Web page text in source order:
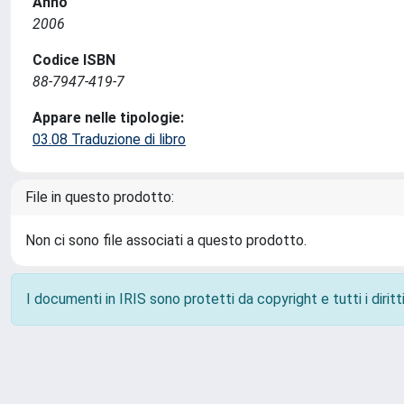
2006
Codice ISBN
88-7947-419-7
Appare nelle tipologie:
03.08 Traduzione di libro
File in questo prodotto:
Non ci sono file associati a questo prodotto.
I documenti in IRIS sono protetti da copyright e tutti i